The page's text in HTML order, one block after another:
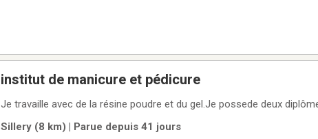
institut de manicure et pédicure
Je travaille avec de la résine poudre et du gel.Je possede deux
Sillery (8 km) | Parue depuis 41 jours